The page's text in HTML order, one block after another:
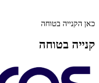
כאן הקנייה בטוחה
קנייה בטוחה